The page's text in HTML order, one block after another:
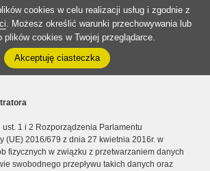
cookies w celu realizacji usług i zgodnie z
. Możesz określić warunki przechowywania lub
plików cookies w Twojej przeglądarce.
Akceptuję ciasteczka
ust. 1 i 2 Rozporządzenia Parlamentu
(UE) 2016/679 z dnia 27 kwietnia 2016r. w
fizycznych w związku z przetwarzaniem danych
swobodnego przepływu takich danych oraz